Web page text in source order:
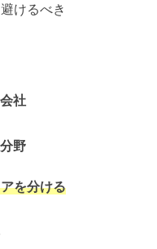
けるべき
社
野
を分ける